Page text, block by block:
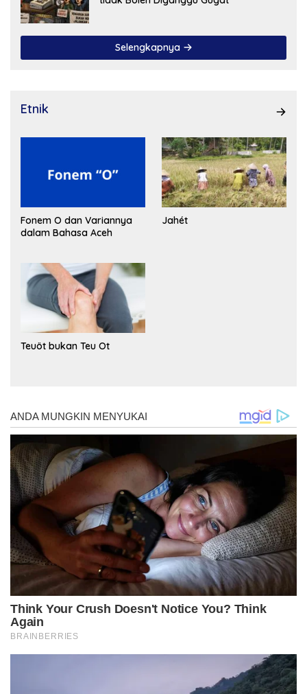
Selengkapnya
Etnik
Fonem O dan Variannya
dalam Bahasa Aceh
Jahét
Teuöt bukan Teu Ot